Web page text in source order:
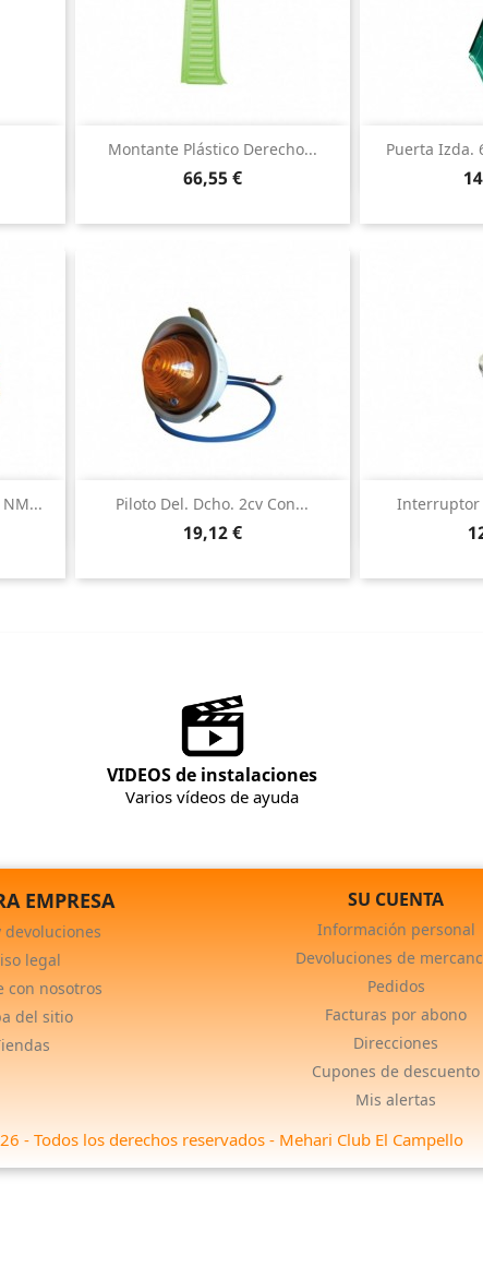
Montante Plástico Derecho...
Precio
66,55 €
Vista rápida Puerta Izda.

Piloto Del. Dcho. 2cv Con...
Precio
19,12 €
Vista rápida Interruptor

VIDEOS de instalaciones
Varios vídeos de ayuda
EMPRESA
devoluciones
legal
con nosotros
del sitio
SU CUENTA
Información personal
Devoluciones de
Pedidos
Facturas por abono
Direcciones
Cupones de descuento
Mis alertas
- Todos los derechos reservados - Mehari Club El Campello